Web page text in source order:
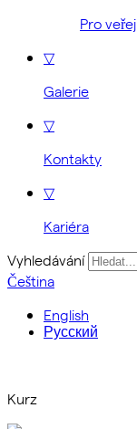
Pro
▽
Galerie
▽
Kontakty
▽
Kariéra
Vyhledávání
Čeština
English
Русский
Kurz